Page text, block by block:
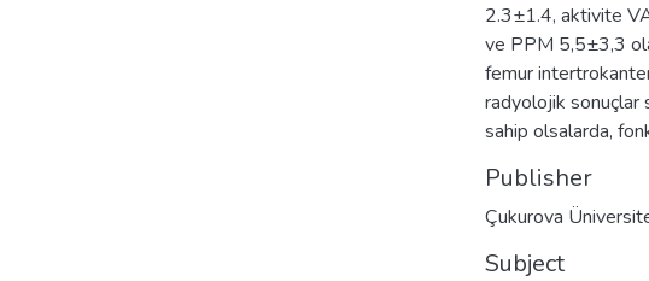
2.3±1.4, aktivite
ve PPM 5,5±3,3
femur
radyolojik sonuçlar
sahip olsalarda,
Publisher
Çukurova
Subject